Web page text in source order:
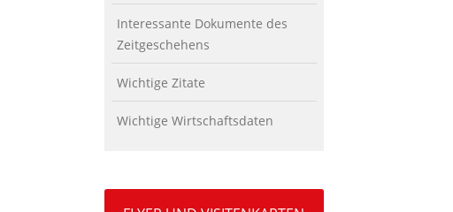
Interessante Dokumente des
Zeitgeschehens
Wichtige Zitate
Wichtige Wirtschaftsdaten